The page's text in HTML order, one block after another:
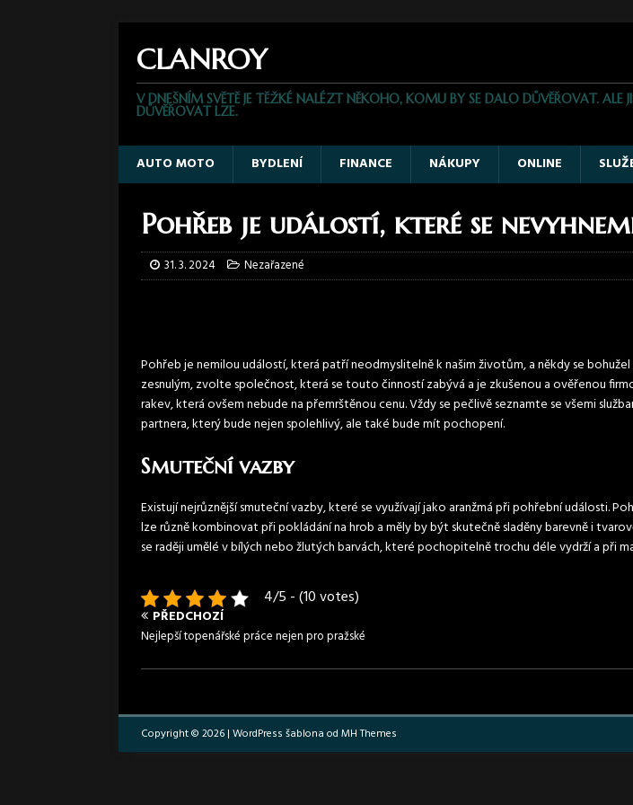
CLANROY
V DNEŠNÍM SVĚTĚ JE TĚŽKÉ NALÉZT NĚKOHO, KOMU BY SE DALO DŮVĚŘOVAT.
DŮVĚŘOVAT LZE.
AUTO MOTO BYDLENÍ FINANCE NÁKUPY ONLINE
Pohřeb je událostí, které se
31. 3. 2024 Nezařazené
Pohřeb je nemilou událostí, která patří neodmyslitelně k našim životům, a někdy se
zesnulým, zvolte společnost, která se touto činností zabývá a je zkušenou a ověřenou
rakev, která ovšem nebude na přemrštěnou cenu. Vždy se pečlivě seznamte se všemi
partnera, který bude nejen spolehlivý, ale také bude mít pochopení.
Smuteční vazby
Existují nejrůznější smuteční vazby, které se využívají jako aranžmá při pohřební události.
lze různě kombinovat při pokládání na hrob a měly by být skutečně sladěny barevně i
se raději umělé v bílých nebo žlutých barvách, které pochopitelně trochu déle vydrží a při
4/5 - (10 votes)
PŘEDCHOZÍ
Nejlepší topenářské práce nejen pro pražské
Copyright © 2026 | WordPress šablona od MH Themes